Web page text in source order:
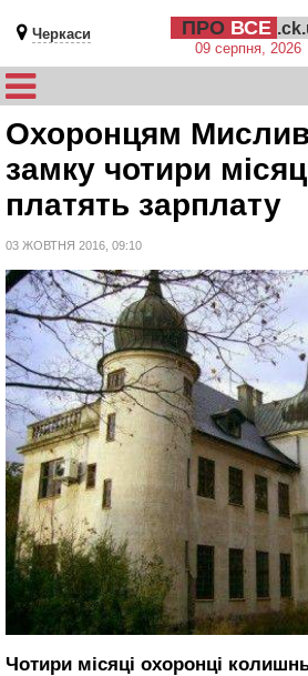
Черкаси ПРО ВСЕ
09 серпня, 2026
Охоронцям
замку чотири
платять зарплату
03 ЖОВТНЯ 2016, 09:10
Чотири місяці охоронці